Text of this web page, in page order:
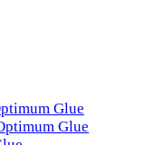
Glue
Glue